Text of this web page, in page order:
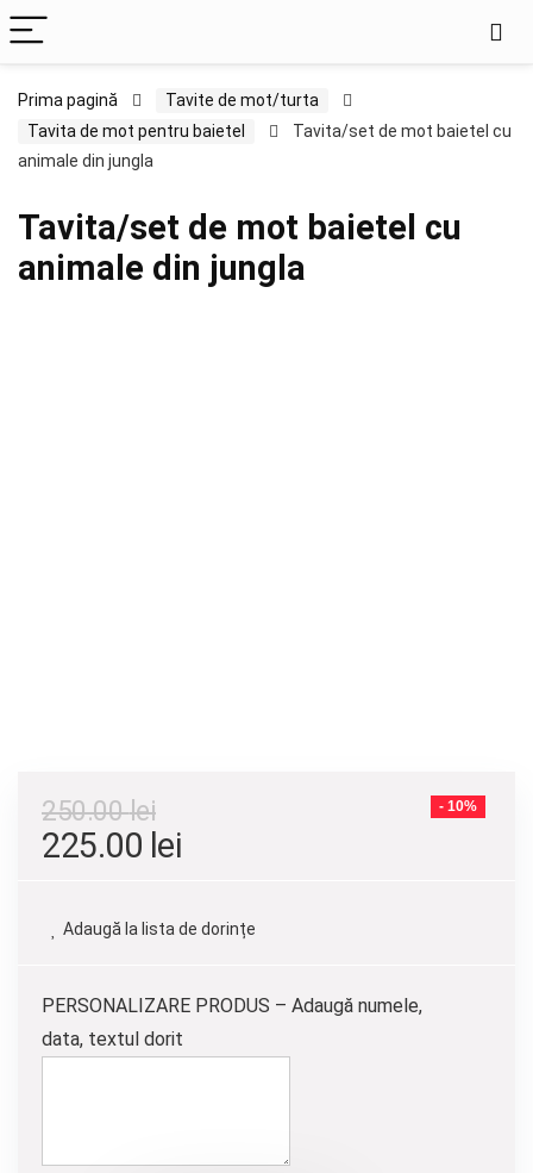
Prima pagină
Tavite de mot/turta
Tavita de mot pentru baietel
Tavita/set de mot baietel cu
animale din jungla
Tavita/set de mot baietel cu
animale din jungla
- 10%
250.00lei
Prețul
fost:
225.00 lei
este:
225.00 lei.
Adaugă la lista de dorințe
PERSONALIZARE PRODUS – Adaugă numele,
data, textul dorit